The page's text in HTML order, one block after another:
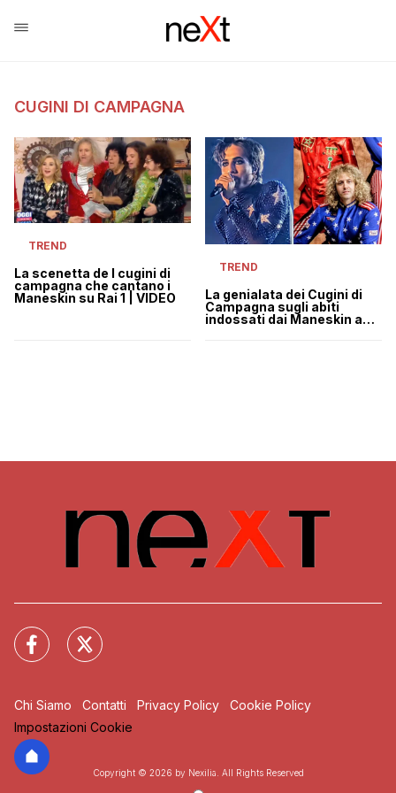
CUGINI DI CAMPAGNA
TREND
La scenetta de I cugini di
campagna che cantano i
Maneskin su Rai 1 | VIDEO
TREND
La genialata dei Cugini di
Campagna sugli abiti
indossati dai Maneskin a
Chi Siamo Contatti Privacy Policy
Cookie Policy
Impostazioni Cookie
Copyright © 2026 by Nexilia. All Rights Reserved